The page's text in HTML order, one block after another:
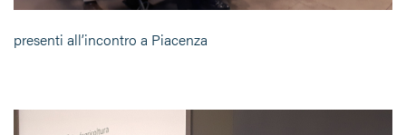
presenti all’incontro a Piacenza